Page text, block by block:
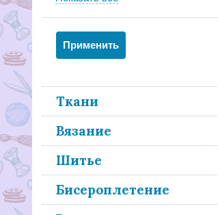
Ткани
Вязание
Шитье
Бисероплетение